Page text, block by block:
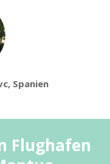
Spanien
Flughafen